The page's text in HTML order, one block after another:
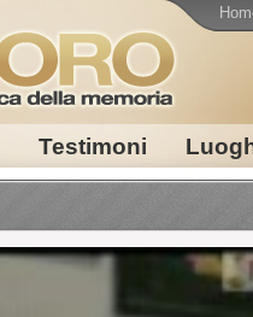
Testimoni